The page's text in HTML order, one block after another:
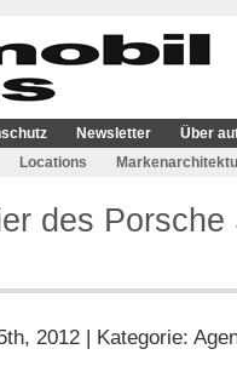
Newsletter
Über
Locations
des
2012 | Kategorie: